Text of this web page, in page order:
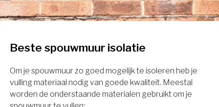
Beste spouwmuur isolatie
Om je spouwmuur zo goed mogelijk te isoleren heb je
vulling materiaal nodig van goede kwaliteit. Meestal
worden de onderstaande materialen gebruikt om je